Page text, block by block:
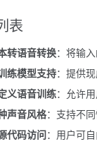
表
转语音转换：将输
练模型支持：提供
义语音训练：允许
声音风格：支持不
代码访问：用户可